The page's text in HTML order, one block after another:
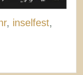
, inselfest,